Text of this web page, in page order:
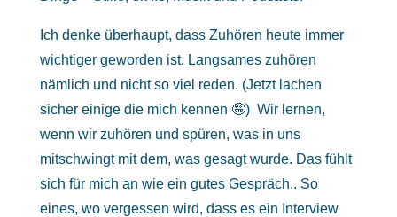
Ich denke überhaupt, dass Zuhören heute immer
wichtiger geworden ist. Langsames zuhören
nämlich und nicht so viel reden. (Jetzt lachen
sicher einige die mich kennen 🤪) Wir lernen,
wenn wir zuhören und spüren, was in uns
mitschwingt mit dem, was gesagt wurde. Das fühlt
sich für mich an wie ein gutes Gespräch.. So
eines, wo vergessen wird, dass es ein Interview